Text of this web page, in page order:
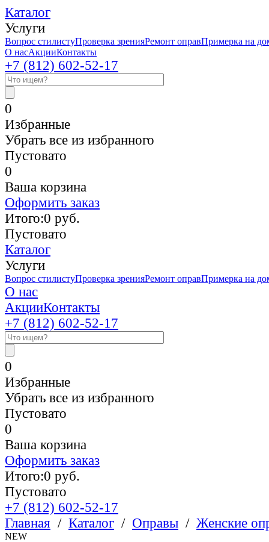
Каталог
Услуги
Вопрос стилистуПроверка зренияРемонт оправПримерка на
О насАкцииКонтакты
+7 (812) 602-52-17
0
Избранные
Убрать все из избранного
Пустовато
0
Ваша корзина
Оформить заказ
Итого:0 руб.
Пустовато
Каталог
Услуги
Вопрос стилистуПроверка зренияРемонт оправПримерка на
О нас
АкцииКонтакты
+7 (812) 602-52-17
0
Избранные
Убрать все из избранного
Пустовато
0
Ваша корзина
Оформить заказ
Итого:0 руб.
Пустовато
+7 (812) 602-52-17
Главная / Каталог / Оправы / Женские
NEW